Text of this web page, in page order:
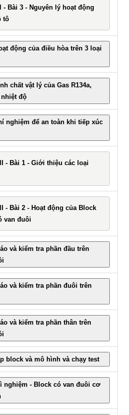
- Bài 3 - Nguyên lý hoạt động
tô
động của điều hòa trên 3 loại
chất vật lý của Gas R134a,
độ
nghiệm để an toàn khi tiếp xúc
- Bài 1 - Giới thiệu các loại
- Bài 2 - Hoạt động của Block
van đuôi
và kiểm tra phần đầu trên
và kiểm tra phần đuôi trên
và kiểm tra phần thân trên
block và mô hình và chạy test
nghiệm - Block có van đuôi cơ